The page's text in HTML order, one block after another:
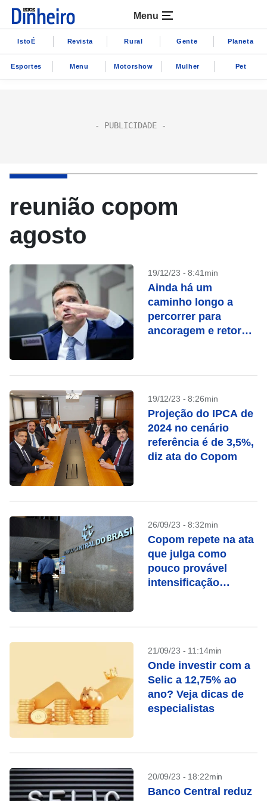
Menu
IstoÉ Revista Rural Gente Planeta
Esportes Menu Motorshow Mulher Pet
reunião copom
agosto
19/12/23 - 8:41min
Ainda há um
caminho longo a
percorrer para
ancoragem e retorno
19/12/23 - 8:26min
Projeção do IPCA de
2024 no cenário
referência é de 3,5%,
diz ata do Copom
26/09/23 - 8:32min
Copom repete na ata
que julga como
pouco provável
intensificação
21/09/23 - 11:14min
Onde investir com a
Selic a 12,75% ao
ano? Veja dicas de
especialistas
20/09/23 - 18:22min
Banco Central reduz